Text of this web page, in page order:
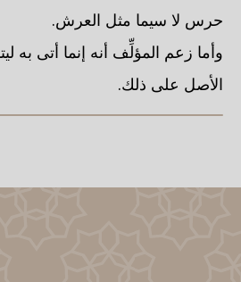
حرس لا سيما مثل العرش.
وأما زعم المؤلِّف أنه إنما أتى به
الأصل على ذلك.